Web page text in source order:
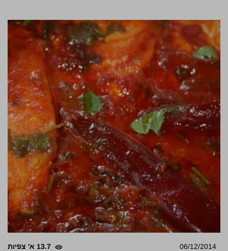
06/12/2014 13.7 א' צפיות